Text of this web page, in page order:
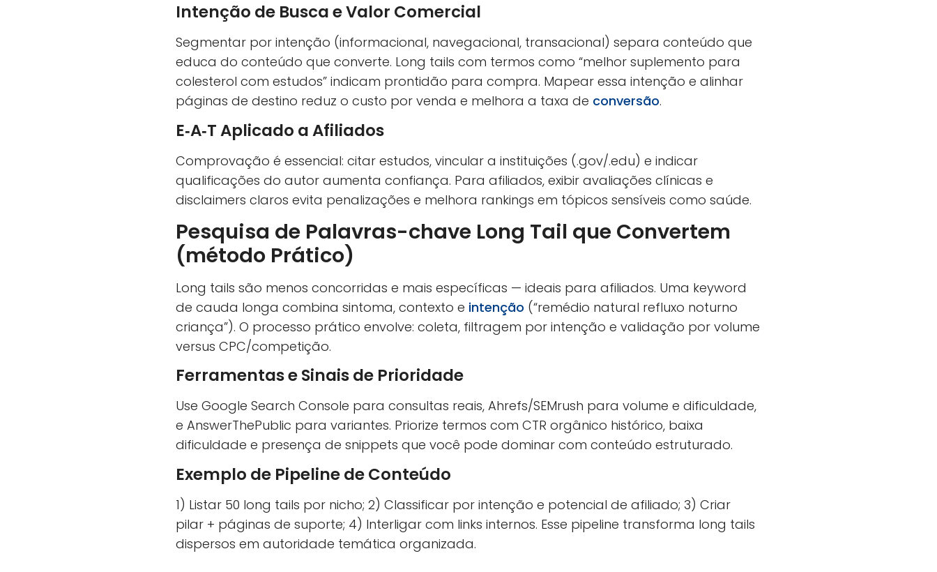
Intenção de Busca e Valor Comercial
Segmentar por intenção (informacional, navegacional, transacional) separa conteúdo que
educa do conteúdo que converte. Long tails com termos como “melhor suplemento para
colesterol com estudos” indicam prontidão para compra. Mapear essa intenção e alinhar
páginas de destino reduz o custo por venda e melhora a taxa de conversão.
E‑A‑T Aplicado a Afiliados
Comprovação é essencial: citar estudos, vincular a instituições (.gov/.edu) e indicar
qualificações do autor aumenta confiança. Para afiliados, exibir avaliações clínicas e
disclaimers claros evita penalizações e melhora rankings em tópicos sensíveis como saúde.
Pesquisa de Palavras-chave Long Tail que Convertem
(método Prático)
Long tails são menos concorridas e mais específicas — ideais para afiliados. Uma keyword
de cauda longa combina sintoma, contexto e intenção (“remédio natural refluxo noturno
criança”). O processo prático envolve: coleta, filtragem por intenção e validação por volume
versus CPC/competição.
Ferramentas e Sinais de Prioridade
Use Google Search Console para consultas reais, Ahrefs/SEMrush para volume e dificuldade,
e AnswerThePublic para variantes. Priorize termos com CTR orgânico histórico, baixa
dificuldade e presença de snippets que você pode dominar com conteúdo estruturado.
Exemplo de Pipeline de Conteúdo
1) Listar 50 long tails por nicho; 2) Classificar por intenção e potencial de afiliado; 3) Criar
pilar + páginas de suporte; 4) Interligar com links internos. Esse pipeline transforma long tails
dispersos em autoridade temática organizada.